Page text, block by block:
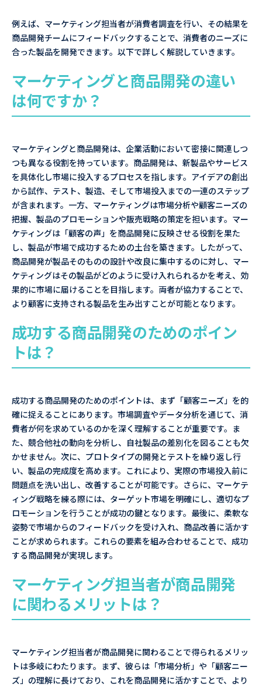
例えば、マーケティング担当者が消費者調査を行い、その結果を
商品開発チームにフィードバックすることで、消費者のニーズに
合った製品を開発できます。以下で詳しく解説していきます。
マーケティングと商品開発の違い
は何ですか？
マーケティングと商品開発は、企業活動において密接に関連しつ
つも異なる役割を持っています。商品開発は、新製品やサービス
を具体化し市場に投入するプロセスを指します。アイデアの創出
から試作、テスト、製造、そして市場投入までの一連のステップ
が含まれます。一方、マーケティングは市場分析や顧客ニーズの
把握、製品のプロモーションや販売戦略の策定を担います。マー
ケティングは「顧客の声」を商品開発に反映させる役割を果た
し、製品が市場で成功するための土台を築きます。したがって、
商品開発が製品そのものの設計や改良に集中するのに対し、マー
ケティングはその製品がどのように受け入れられるかを考え、効
果的に市場に届けることを目指します。両者が協力することで、
より顧客に支持される製品を生み出すことが可能となります。
成功する商品開発のためのポイン
トは？
成功する商品開発のためのポイントは、まず「顧客ニーズ」を的
確に捉えることにあります。市場調査やデータ分析を通じて、消
費者が何を求めているのかを深く理解することが重要です。ま
た、競合他社の動向を分析し、自社製品の差別化を図ることも欠
かせません。次に、プロトタイプの開発とテストを繰り返し行
い、製品の完成度を高めます。これにより、実際の市場投入前に
問題点を洗い出し、改善することが可能です。さらに、マーケテ
ィング戦略を練る際には、ターゲット市場を明確にし、適切なプ
ロモーションを行うことが成功の鍵となります。最後に、柔軟な
姿勢で市場からのフィードバックを受け入れ、商品改善に活かす
ことが求められます。これらの要素を組み合わせることで、成功
する商品開発が実現します。
マーケティング担当者が商品開発
に関わるメリットは？
マーケティング担当者が商品開発に関わることで得られるメリッ
トは多岐にわたります。まず、彼らは「市場分析」や「顧客ニー
ズ」の理解に長けており、これを商品開発に活かすことで、より